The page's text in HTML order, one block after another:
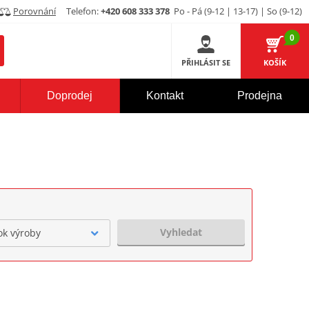
Porovnání Telefon:+420 608 333 378 Po - Pá (9-12 | 13-17) | So (9-12)
PŘIHLÁSIT SE
0
KOŠÍK
Doprodej Kontakt Prodejna
výroby Vyhledat